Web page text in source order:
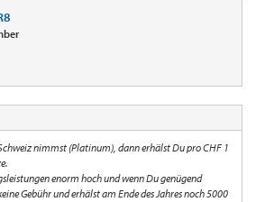
nimmst (Platinum), dann erhälst Du pro CHF 1
enorm hoch und wenn Du genügend
Gebühr und erhälst am Ende des Jahres noch 5000